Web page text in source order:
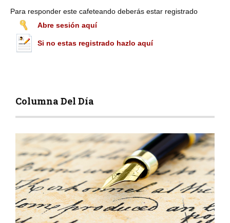
Para responder este cafeteando deberás estar registrado
Abre sesión aquí
Si no estas registrado hazlo aquí
Columna Del Día